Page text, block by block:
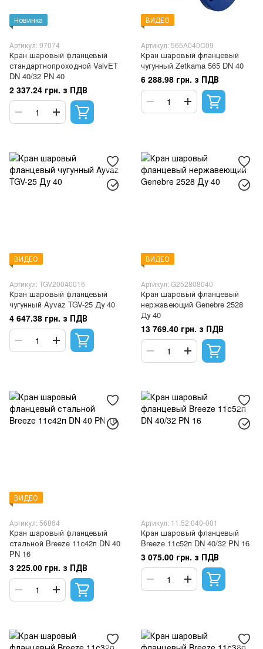
Новинка
Артикул: 97074
Кран шаровый фланцевый
стандартнопроходной ValvET
DN 40/32 PN 40
2 337.24 грн. з ПДВ
ВИДЕО
Артикул: 565A040C09
Кран шаровый фланцевый
чугунный Zetkama 565 DN 40
6 288.98 грн. з ПДВ
ВИДЕО
Артикул: TGV20040016
Кран шаровый фланцевый
чугунный Ayvaz TGV-25 Ду 40
4 647.38 грн. з ПДВ
ВИДЕО
Артикул: G252808040
Кран шаровый фланцевый
нержавеющий Genebre 2528
Ду 40
13 769.40 грн. з ПДВ
ВИДЕО
Артикул: 56864
Кран шаровый фланцевый
стальной Breeze 11с42п DN 40
PN 16
3 225.00 грн. з ПДВ
Артикул: 11.52.040-001
Кран шаровый фланцевый
Breeze 11с52п DN 40/32 PN 16
3 075.00 грн. з ПДВ